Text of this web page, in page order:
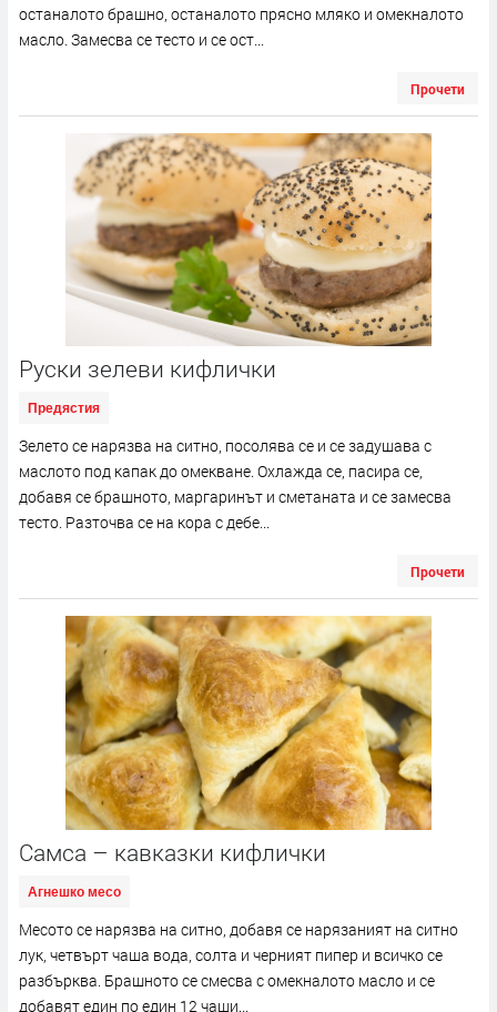
останалото брашно, останалото прясно мляко и омекналото
масло. Замесва се тесто и се ост...
Прочети
Руски зелеви кифлички
Предястия
Зелето се нарязва на ситно, посолява се и се задушава с
маслото под капак до омекване. Охлажда се, пасира се,
добавя се брашното, маргаринът и сметаната и се замесва
тесто. Разточва се на кора с дебе...
Прочети
Самса – кавказки кифлички
Агнешко месо
Месото се нарязва на ситно, добавя се нарязаният на ситно
лук, четвърт чаша вода, солта и черният пипер и всичко се
разбърква. Брашното се смесва с омекналото масло и се
добавят един по един 12 чаши...